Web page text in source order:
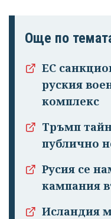
Още по
ЕС
руския
комплекс
Тръмп
публично
Русия се
кампания
Исландия